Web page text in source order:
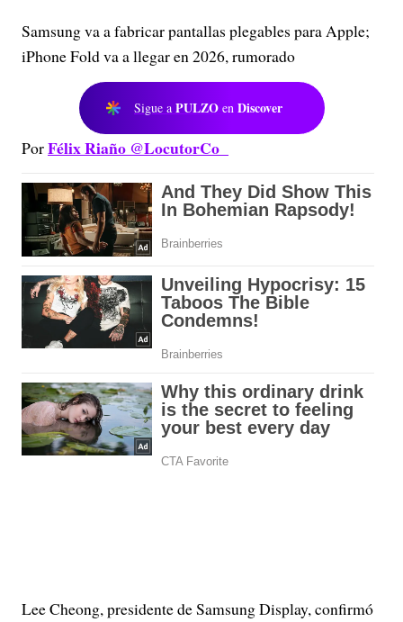
Samsung va a fabricar pantallas plegables para Apple;
iPhone Fold va a llegar en 2026, rumorado
Sigue a PULZO en Discover
PorFélix Riaño @LocutorCo
Lee Cheong, presidente de Samsung Display, confirmó